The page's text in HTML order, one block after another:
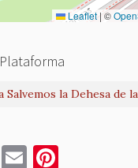
Leaflet | ©
la Dehesa de
T E